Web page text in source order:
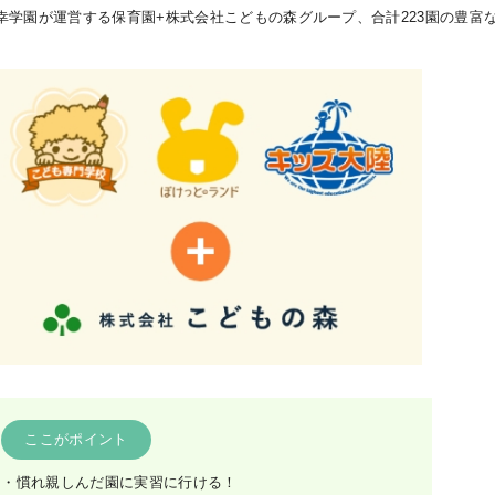
学園が運営する保育園+株式会社こどもの森グループ、合計223園の豊富
ここがポイント
・慣れ親しんだ園に実習に行ける！